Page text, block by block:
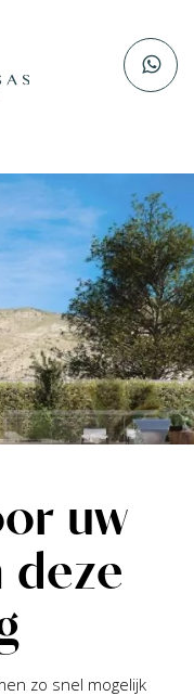
uw
deze
zo snel mogelijk